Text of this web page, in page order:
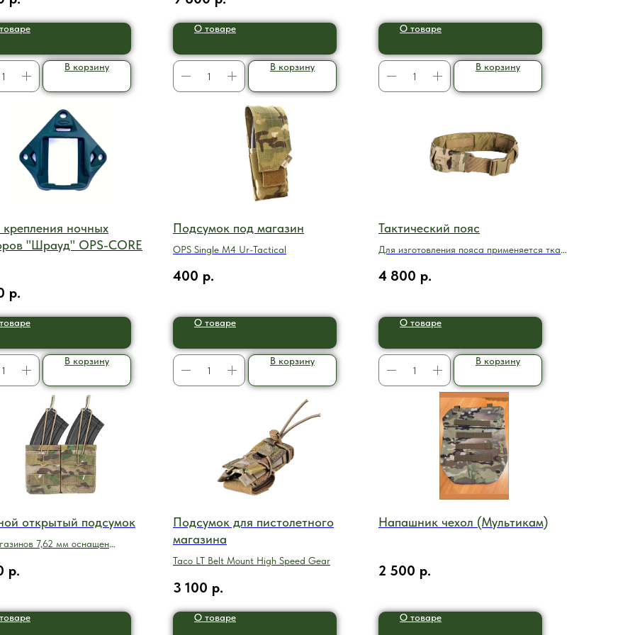
В корзину
О товаре
В корзину
О товаре
В корзину
крепления ночных
"Шрауд" OPS-CORE
р.
В корзину
Подсумок под магазин
OPS Single M4 Ur-Tactical
400 р.
О товаре
В корзину
Тактический пояс
Для изготовления пояса применяется ткань
4 800 р.
О товаре
В корзину
открытый подсумок
7,62 мм оснащен
и легкой замены магазина
р.
Подсумок для пистолетного
магазина
Taco LT Belt Mount High Speed Gear
3 100 р.
О товаре
Напашник чехол (Мультикам)
2 500 р.
О товаре